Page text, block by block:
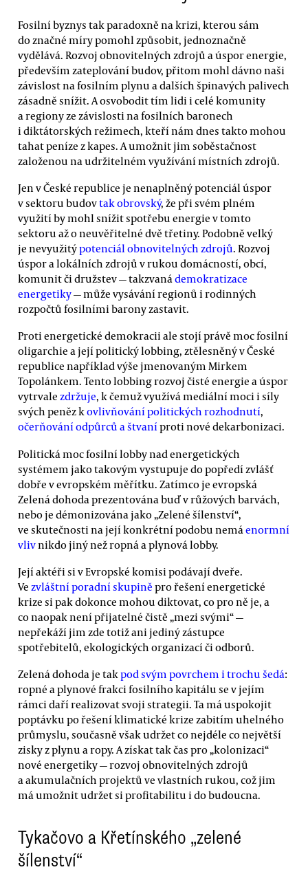
Fosilní byznys tak paradoxně na krizi, kterou sám
do značné míry pomohl způsobit, jednoznačně
vydělává. Rozvoj obnovitelných zdrojů a úspor energie,
především zateplování budov, přitom mohl dávno naši
závislost na fosilním plynu a dalších špinavých palivech
zásadně snížit. A osvobodit tím lidi i celé komunity
a regiony ze závislosti na fosilních baronech
i diktátorských režimech, kteří nám dnes takto mohou
tahat peníze z kapes. A umožnit jim soběstačnost
založenou na udržitelném využívání místních zdrojů.
Jen v České republice je nenaplněný potenciál úspor
v sektoru budovtak obrovský, že při svém plném
využití by mohl snížit spotřebu energie v tomto
sektoru až o neuvěřitelné dvě třetiny. Podobně velký
je nevyužitýpotenciál obnovitelných zdrojů. Rozvoj
úspor a lokálních zdrojů v rukou domácností, obcí,
komunit či družstev — takzvaná demokratizace
energetiky— může vysávání regionů i rodinných
rozpočtů fosilními barony zastavit.
Proti energetické demokracii ale stojí právě moc fosilní
oligarchie a její politický lobbing, ztělesněný v České
republice například výše jmenovaným Mirkem
Topolánkem. Tento lobbing rozvoj čisté energie a úspor
vytrvale zdržuje, k čemuž využívá mediální moci i síly
svých peněz kovlivňování politických rozhodnutí,
očerňování odpůrců a štvaníproti nové dekarbonizaci.
Politická moc fosilní lobby nad energetických
systémem jako takovým vystupuje do popředí zvlášť
dobře v evropském měřítku. Zatímco je evropská
Zelená dohoda prezentována buď v růžových barvách,
nebo je démonizována jako „Zelené šílenství“,
ve skutečnosti na její konkrétní podobu nemá enormní
vlivnikdo jiný než ropná a plynová lobby.
Její aktéři si v Evropské komisi podávají dveře.
Ve zvláštní poradní skupině pro řešení energetické
krize si pak dokonce mohou diktovat, co pro ně je, a
co naopak není přijatelné čistě „mezi svými“ —
nepřekáží jim zde totiž ani jediný zástupce
spotřebitelů, ekologických organizací či odborů.
Zelená dohoda je takpod svým povrchem i trochu šedá:
ropné a plynové frakci fosilního kapitálu se v jejím
rámci daří realizovat svoji strategii. Ta má uspokojit
poptávku po řešení klimatické krize zabitím uhelného
průmyslu, současně však udržet co nejdéle co největší
zisky z plynu a ropy. A získat tak čas pro „kolonizaci“
nové energetiky — rozvoj obnovitelných zdrojů
a akumulačních projektů ve vlastních rukou, což jim
má umožnit udržet si profitabilitu i do budoucna.
Tykačovo a Křetínského „zelené
šílenství“